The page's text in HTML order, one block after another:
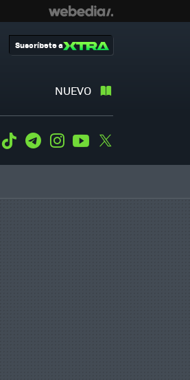
NUEVO
Suscríbete a
WhatsApp
Tiktok TelegramInstagramYoutube